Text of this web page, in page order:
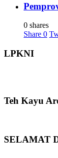
0 shares
Share 0
LPKNI
Teh Kayu
SELAMAT